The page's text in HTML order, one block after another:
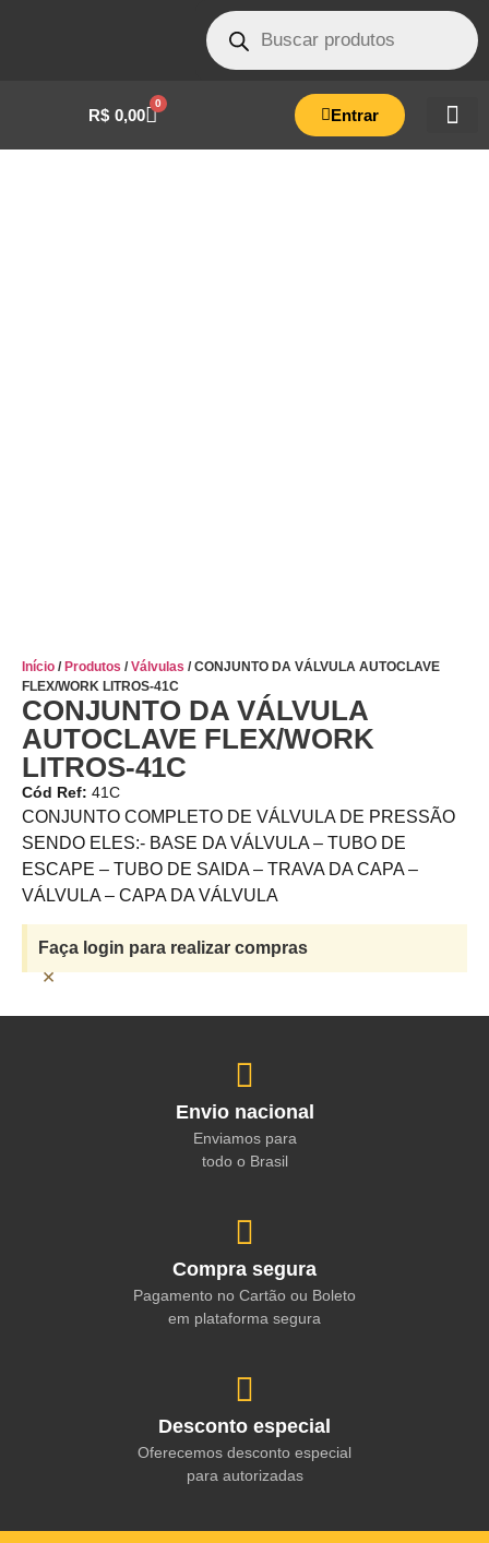
R$ 0,00
0
Entrar
Início / Produtos /Válvulas / CONJUNTO DA VÁLVULA AUTOCLAVE
FLEX/WORK LITROS-41C
CONJUNTO DA VÁLVULA
AUTOCLAVE FLEX/WORK
LITROS-41C
Cód Ref: 41C
CONJUNTO COMPLETO DE VÁLVULA DE PRESSÃO
SENDO ELES:- BASE DA VÁLVULA – TUBO DE
ESCAPE – TUBO DE SAIDA – TRAVA DA CAPA –
VÁLVULA – CAPA DA VÁLVULA
Faça login para realizar compras
×
Envio nacional
Enviamos para
todo o Brasil
Compra segura
Pagamento no Cartão ou Boleto
em plataforma segura
Desconto especial
Oferecemos desconto especial
para autorizadas